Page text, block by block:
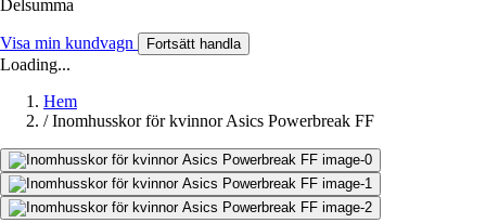
Delsumma
Visa min kundvagn Fortsätt handla
Loading...
Hem
/ Inomhusskor för kvinnor Asics Powerbreak FF